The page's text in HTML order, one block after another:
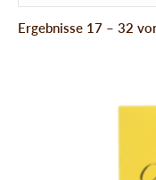
Ergebnisse 17 – 32